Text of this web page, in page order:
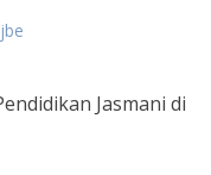
Jasmani di